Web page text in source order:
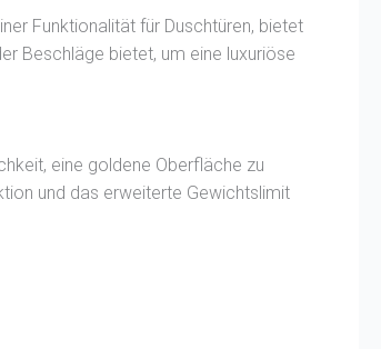
Funktionalität für Duschtüren, bietet
Beschläge bietet, um eine luxuriöse
eine goldene Oberfläche zu
und das erweiterte Gewichtslimit